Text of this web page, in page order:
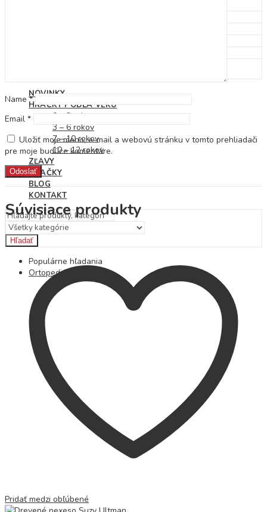
NOVINKY
HRAČKY PODĽA VEKU
0 – 3 roky
3 – 6 rokov
7 – 10 rokov
10 – 12 rokov
ZĽAVY
ZNAČKY
BLOG
KONTAKT
Hľadať
Populárne hľadania
Ortopedické podložky
Name*
Email *
Uložiť moje meno, e-mail a webovú stránku v tomto prehliadači
pre moje budúce komentáre.
Súvisiace produkty
Pridať medzi obľúbené